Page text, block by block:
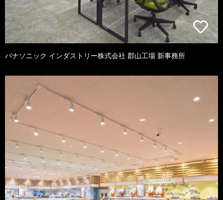
パナソニック インダストリー株式会社 郡山工場 新事務所